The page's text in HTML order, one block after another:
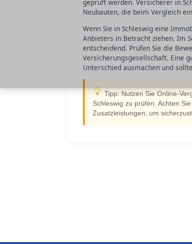
geprüft werden. Versicherer in
Neubauten, die beim Vergleich
Wenn Sie in Schleswig eine
Anbieters in Betracht ziehen. Im
entscheidend. Prüfen Sie die
Versicherungsgesellschaft. Eine
Unterschied ausmachen und
Tipp: Nutzen Sie Online-
Schleswig zu prüfen. Achten
Zusatzleistungen, um